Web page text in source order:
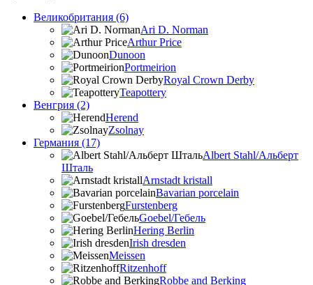
Великобритания (6)
Ari D. Norman
Arthur Price
Dunoon
Portmeirion
Royal Crown Derby
Teapottery
Венгрия (2)
Herend
Zsolnay
Германия (17)
Albert Stahl/Альбеpт
Шталь
Arnstadt kristall
Bavarian porcelain
Furstenberg
Goebel/Гебель
Hering Berlin
Irish dresden
Meissen
Ritzenhoff
Robbe and Berking